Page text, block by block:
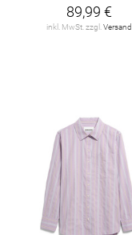
89,99 €
inkl. MwSt. zzgl.Versand